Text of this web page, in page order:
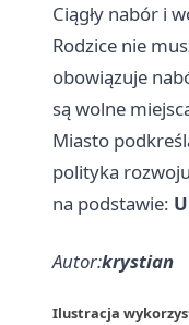
Ciągły nabór i
Rodzice nie
obowiązuje
są wolne
Miasto
polityka
na podstawie:
Autor:krystian
Ilustracja